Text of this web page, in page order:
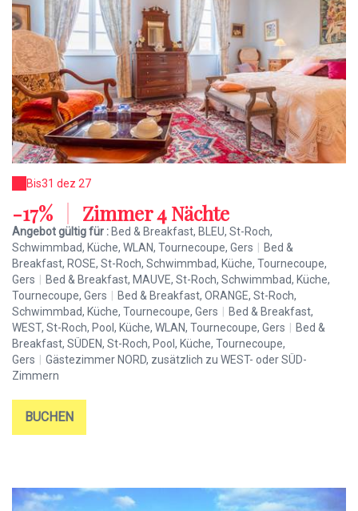
Bis31 dez 27
-17% Zimmer 4 Nächte
Angebot gültig für : Bed & Breakfast, BLEU, St-Roch,
Schwimmbad, Küche, WLAN, Tournecoupe, Gers
Bed &
Breakfast, ROSE, St-Roch, Schwimmbad, Küche, Tournecoupe,
Gers
Bed & Breakfast, MAUVE, St-Roch, Schwimmbad, Küche,
Tournecoupe, Gers
Bed & Breakfast, ORANGE, St-Roch,
Schwimmbad, Küche, Tournecoupe, Gers
Bed & Breakfast,
WEST, St-Roch, Pool, Küche, WLAN, Tournecoupe, Gers
Bed &
Breakfast, SÜDEN, St-Roch, Pool, Küche, Tournecoupe,
Gers
Gästezimmer NORD, zusätzlich zu WEST- oder SÜD-
Zimmern
BUCHEN